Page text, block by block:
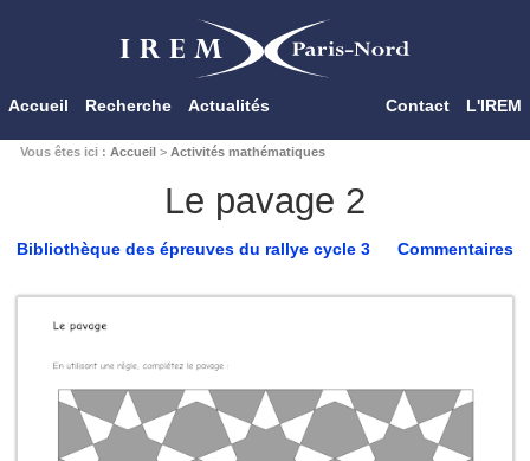
Accueil Recherche Actualités Contact L'IREM
Vous êtes ici : Accueil> Activités mathématiques
Le pavage 2
Commentaires
Bibliothèque des épreuves du rallye cycle 3